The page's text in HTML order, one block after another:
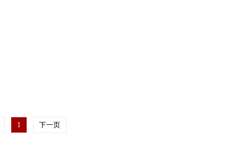
1 下一页